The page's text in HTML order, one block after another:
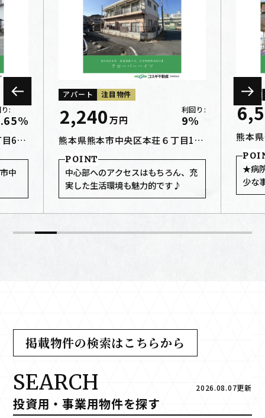
:
熊本県熊本市中央区新町３丁目6-25
中
アパート 注目物件
2,240 万円
利回り:
9%
熊本県熊本市中央区本荘６丁目11-6
中心部へのアクセスはもちろん、充
実した生活環境も魅力的です♪
その他
熊本
★病
少な
掲載物件の検索はこちらから
SEARCH 2026.08.07更新
投資⽤・事業⽤物件を探す